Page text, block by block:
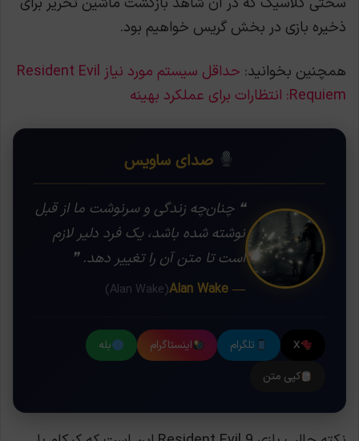
ذخیره بازی در بخش گریس خواهیم بود.
همچنین بخوانید:
حداقل سیستم مورد نیاز Resident Evil
Requiem: انتظارات برای عملکرد بهینه
صدای ساویس
❝ چنان‌چه زندگی و سرنوشت ما از قبل
نوشته شده باشد، یک فرد دلیر لازم
است تا متن آن را تغییر دهد. ❞
— Alan Wake
(Alan Wake)
X تلگرام اینستاگرام
بله
کپی متن